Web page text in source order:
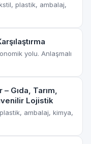
plastik, ambalaj,
yolu. Anlaşmalı
Gıda, Tarım,
Lojistik
plastik, ambalaj, kimya,